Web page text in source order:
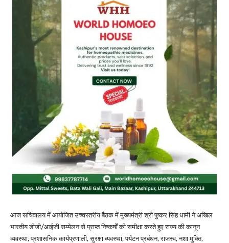
आज सचिवालय में आयोजित उच्चस्तरीय बैठक में मुख्यमंत्री श्री पुष्कर सिंह धामी ने अखिल
भारतीय डीजी/आईजी सम्मेलन से प्राप्त निष्कर्षों की समीक्षा करते हुए राज्य की कानून
व्यवस्था, प्रशासनिक कार्यप्रणाली, सुरक्षा व्यवस्था, पर्यटन प्रबंधन, राजस्व, नशा मुक्ति,